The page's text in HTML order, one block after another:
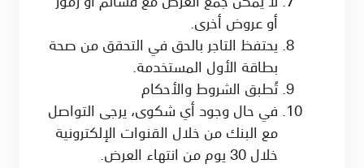
أو عروض أخرى.
يحتفظ التاجر بالحق في التحقق من صحة
بطاقة الأول المستخدمة.
تُطبق الشروط والأحكام
في حال وجود أي شكوى، يرجى التواصل
مع البنك من خلال القنوات الإلكترونية
خلال 30 يوم من انتهاء العرض.